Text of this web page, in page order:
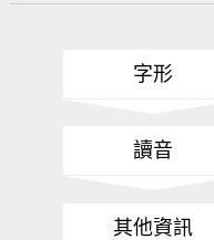
字形
讀音
其他資訊